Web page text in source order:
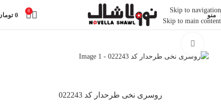
Skip to navigation
Skip to main content
منو
0
0
خانه روسری نخی طرحدار
روسری نخی طرحدار کد 022243